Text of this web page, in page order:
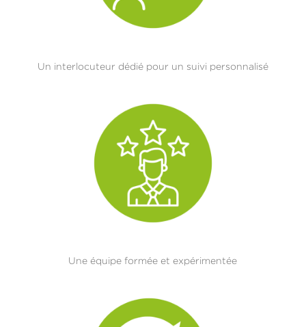
Un interlocuteur dédié pour un suivi personnalisé
Une équipe formée et expérimentée